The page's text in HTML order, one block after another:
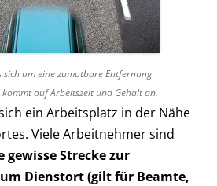
sich um eine zumutbare Entfernung
kommt auf Arbeitszeit und Gehalt an.
ein Arbeitsplatz in der Nähe
Viele Arbeitnehmer sind
gewisse Strecke zur
Dienstort (gilt für Beamte,